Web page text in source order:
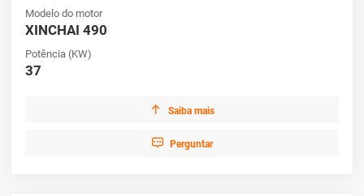
Modelo do motor
XINCHAI 490
Potência (KW)
37
 Saiba mais
 Perguntar